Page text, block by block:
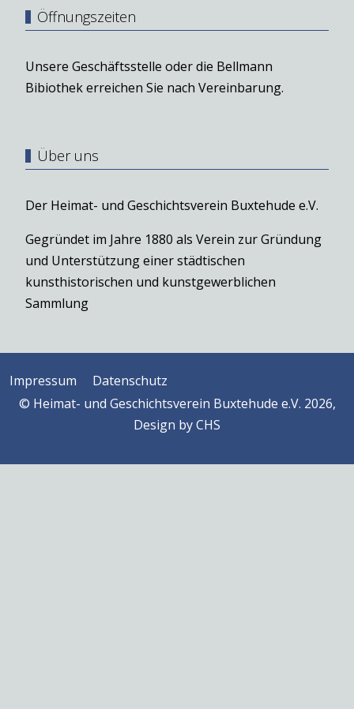
Öffnungszeiten
Unsere Geschäftsstelle oder die Bellmann
Bibiothek erreichen Sie nach Vereinbarung.
Über uns
Der Heimat- und Geschichtsverein Buxtehude e.V.
Gegründet im Jahre 1880 als Verein zur Gründung
und Unterstützung einer städtischen
kunsthistorischen und kunstgewerblichen
Sammlung
Impressum
Datenschutz
© Heimat- und Geschichtsverein Buxtehude e.V. 2026,
Design byCHS